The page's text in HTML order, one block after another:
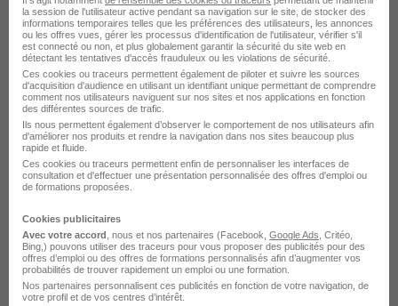
Bordeaux - 33 CDI
Cette offre n’est plus disponible depuis le 19/07/26
Consultant Recette Data Expérimenté
H/F
Nantes - 44 CDI
Cette offre n’est plus disponible depuis le 17/07/26
Business Analyst - AMOA Si
Expérimenté H/F
la session de l'utilisateur active pendant sa navigation sur le site, de stocker des
informations temporaires telles que les préférences des utilisateurs, les annonces
ou les offres vues, gérer les processus d'identification de l'utilisateur, vérifier s'il
est connecté ou non, et plus globalement garantir la sécurité du site web en
détectant les tentatives d'accès frauduleux ou les violations de sécurité.
Ces cookies ou traceurs permettent également de piloter et suivre les sources
d'acquisition d'audience en utilisant un identifiant unique permettant de comprendre
comment nos utilisateurs naviguent sur nos sites et nos applications en fonction
des différentes sources de trafic.
Ils nous permettent également d’observer le comportement de nos utilisateurs afin
d'améliorer nos produits et rendre la navigation dans nos sites beaucoup plus
rapide et fluide.
Ces cookies ou traceurs permettent enfin de personnaliser les interfaces de
consultation et d'effectuer une présentation personnalisée des offres d'emploi ou
de formations proposées.
Cookies publicitaires
Avec votre accord , nous et nos partenaires (Facebook, Google Ads , Critéo,
Bing,) pouvons utiliser des traceurs pour vous proposer des publicités pour des
offres d’emploi ou des offres de formations personnalisés afin d’augmenter vos
probabilités de trouver rapidement un emploi ou une formation.
Nos partenaires personnalisent ces publicités en fonction de votre navigation, de
votre profil et de vos centres d’intérêt.